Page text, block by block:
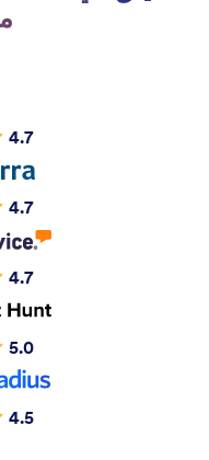
4.7
4.7
4.7
5.0
4.5